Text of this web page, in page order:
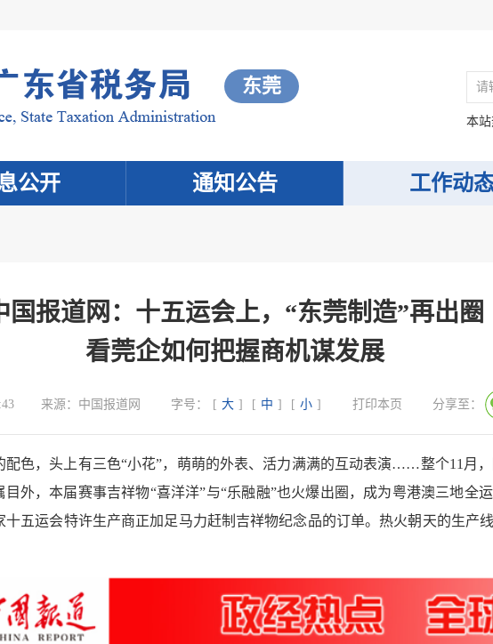
东莞
本站
公开 通知公告 工作动
国报道网：十五运会上，“东莞制造”再出圈
看莞企如何把握商机谋发展
来源： 中国报道网 字号： [ 大 ] [ 中 ] [ 小 ] 打印本页 分享至：
配色，头上有三色“小花”，萌萌的外表、活力满满的互动表演……整个11月
外，本届赛事吉祥物“喜洋洋”与“乐融融”也火爆出圈，成为粤港澳三地全
五运会特许生产商正加足马力赶制吉祥物纪念品的订单。热火朝天的生产